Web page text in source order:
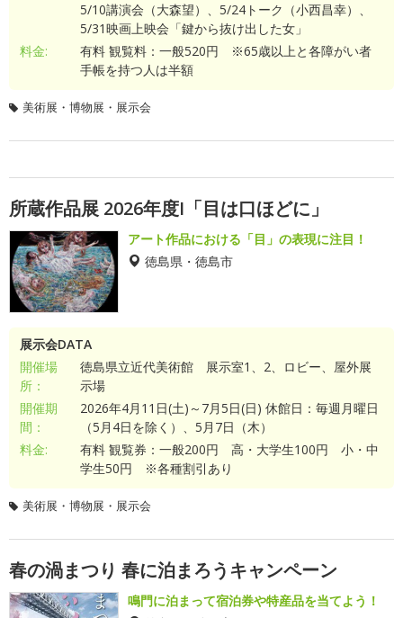
5/10講演会（大森望）、5/24トーク（小西昌幸）、
5/31映画上映会「鍵から抜け出した女」
料金:
有料 観覧料：一般520円 ※65歳以上と各障がい者
手帳を持つ人は半額
美術展・博物展・展示会
所蔵作品展 2026年度I「目は口ほどに」
アート作品における「目」の表現に注目！
徳島県・徳島市
展示会DATA
開催場
所：
徳島県立近代美術館 展示室1、2、ロビー、屋外展
示場
開催期
間：
2026年4月11日(土)～7月5日(日) 休館日：毎週月曜日
（5月4日を除く）、5月7日（木）
料金:
有料 観覧券：一般200円 高・大学生100円 小・中
学生50円 ※各種割引あり
美術展・博物展・展示会
春の渦まつり 春に泊まろうキャンペーン
鳴門に泊まって宿泊券や特産品を当てよう！